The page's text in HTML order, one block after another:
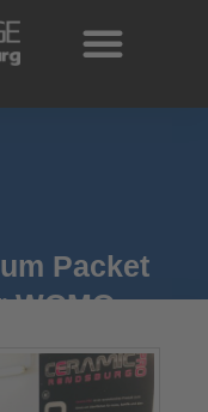
Packet
WOMO